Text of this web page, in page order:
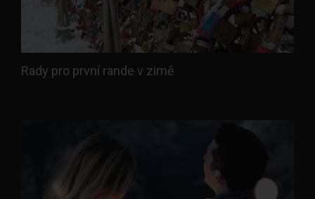
Rady pro první rande v zimě